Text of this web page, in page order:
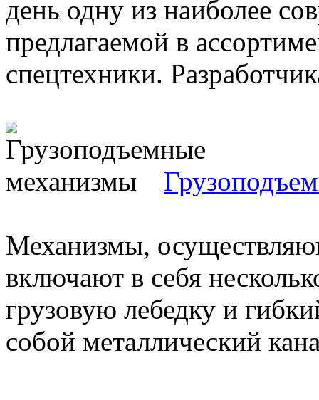
день одну из наиболее
предлагаемой в
спецтехники.
Механизмы,
включают в себя
грузовую лебедку и
собой металлический